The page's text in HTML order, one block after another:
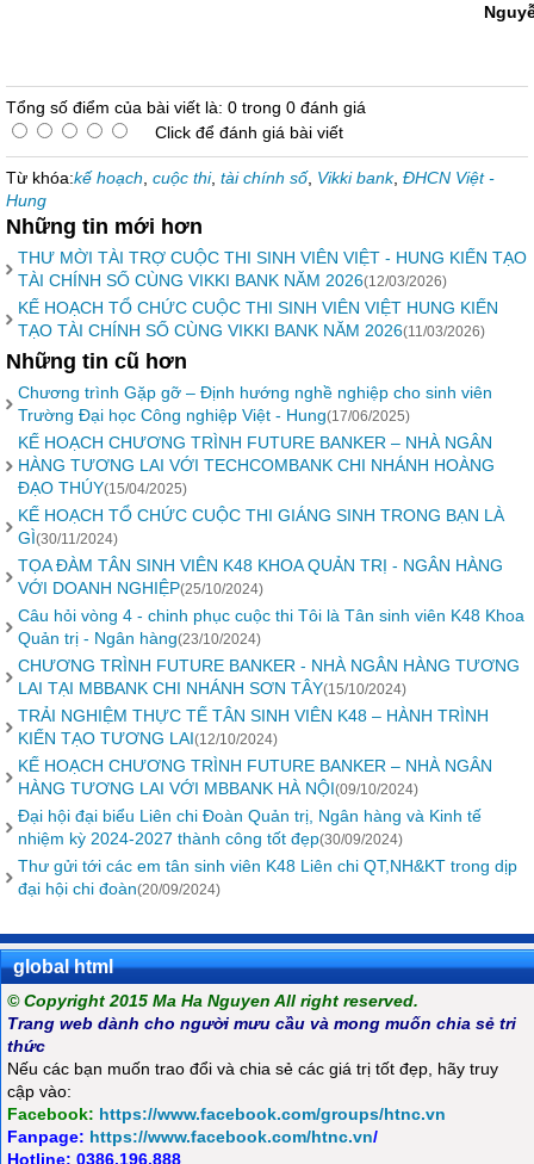
Tổng số điểm của bài viết là: 0 trong 0 đánh giá
Click để đánh giá bài viết
Từ khóa:kế hoạch cuộc thi, tài chính số, Vikki bank, ĐHCN Việt -
Hung
Những tin mới hơn
THƯ MỜI TÀI TRỢ CUỘC THI SINH VIÊN VIỆT - HUNG KIẾN TẠO
TÀI CHÍNH SỐ CÙNG VIKKI BANK NĂM 2026(12/03/2026)
KẾ HOẠCH TỔ CHỨC CUỘC THI SINH VIÊN VIỆT HUNG KIẾN
TẠO TÀI CHÍNH SỐ CÙNG VIKKI BANK NĂM 2026(11/03/2026)
Những tin cũ hơn
Chương trình Gặp gỡ – Định hướng nghề nghiệp cho sinh viên
Trường Đại học Công nghiệp Việt - Hung(17/06/2025)
KẾ HOẠCH CHƯƠNG TRÌNH FUTURE BANKER – NHÀ NGÂN
HÀNG TƯƠNG LAI VỚI TECHCOMBANK CHI NHÁNH HOÀNG
ĐẠO THÚY(15/04/2025)
KẾ HOẠCH TỔ CHỨC CUỘC THI GIÁNG SINH TRONG BẠN LÀ
GÌ(30/11/2024)
TỌA ĐÀM TÂN SINH VIÊN K48 KHOA QUẢN TRỊ - NGÂN HÀNG
VỚI DOANH NGHIỆP(25/10/2024)
Câu hỏi vòng 4 - chinh phục cuộc thi Tôi là Tân sinh viên K48 Khoa
Quản trị - Ngân hàng(23/10/2024)
CHƯƠNG TRÌNH FUTURE BANKER - NHÀ NGÂN HÀNG TƯƠNG
LAI TẠI MBBANK CHI NHÁNH SƠN TÂY(15/10/2024)
TRẢI NGHIỆM THỰC TẾ TÂN SINH VIÊN K48 – HÀNH TRÌNH
KIẾN TẠO TƯƠNG LAI(12/10/2024)
KẾ HOẠCH CHƯƠNG TRÌNH FUTURE BANKER – NHÀ NGÂN
HÀNG TƯƠNG LAI VỚI MBBANK HÀ NỘI(09/10/2024)
Đại hội đại biểu Liên chi Đoàn Quản trị, Ngân hàng và Kinh tế
nhiệm kỳ 2024-2027 thành công tốt đẹp(30/09/2024)
Thư gửi tới các em tân sinh viên K48 Liên chi QT,NH&KT trong dịp
đại hội chi đoàn(20/09/2024)
global html
© Copyright 2015 Ma Ha Nguyen All right reserved.
Trang web dành cho người mưu cầu và mong muốn chia sẻ tri
thức
Nếu các bạn muốn trao đổi và chia sẻ các giá trị tốt đẹp, hãy truy
cập vào:
Facebook: https://www.facebook.com/groups/htnc.vn
Fanpage: https://www.facebook.com/htnc.vn/
Hotline: 0386.196.888